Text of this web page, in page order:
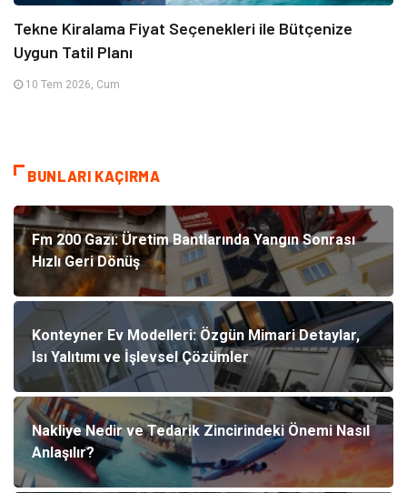
Tekne Kiralama Fiyat Seçenekleri ile Bütçenize
Uygun Tatil Planı
10 Tem 2026, Cum
BUNLARI KAÇIRMA
Fm 200 Gazı: Üretim Bantlarında Yangın Sonrası
Hızlı Geri Dönüş
Konteyner Ev Modelleri: Özgün Mimari Detaylar,
Isı Yalıtımı ve İşlevsel Çözümler
Nakliye Nedir ve Tedarik Zincirindeki Önemi Nasıl
Anlaşılır?